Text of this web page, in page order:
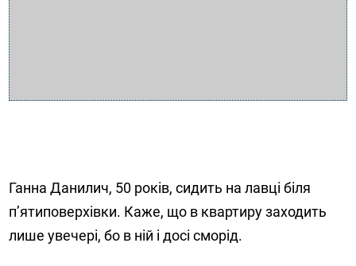
Ганна Данилич, 50 років, сидить на лавці біля
п’ятиповерхівки. Каже, що в квартиру заходить
лише увечері, бо в ній і досі сморід.